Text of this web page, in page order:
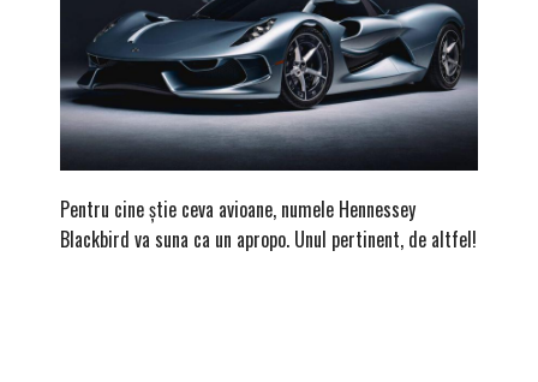
Pentru cine știe ceva avioane, numele Hennessey
Blackbird va suna ca un apropo. Unul pertinent, de altfel!